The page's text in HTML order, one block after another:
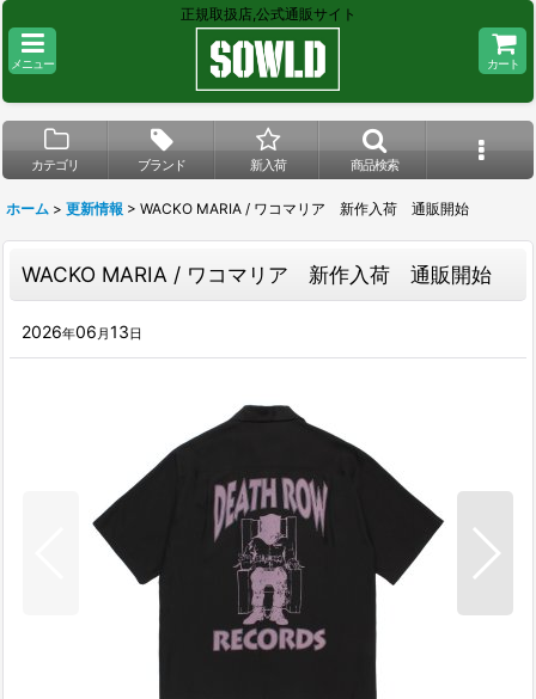
正規取扱店,公式通販サイト
メニュー カート
カテゴリ ブランド 新入荷 商品検索
ホーム > 更新情報 > WACKO MARIA / ワコマリア 新作入荷 通販開始
WACKO MARIA / ワコマリア 新作入荷 通販開始
2026年06 月 13 日